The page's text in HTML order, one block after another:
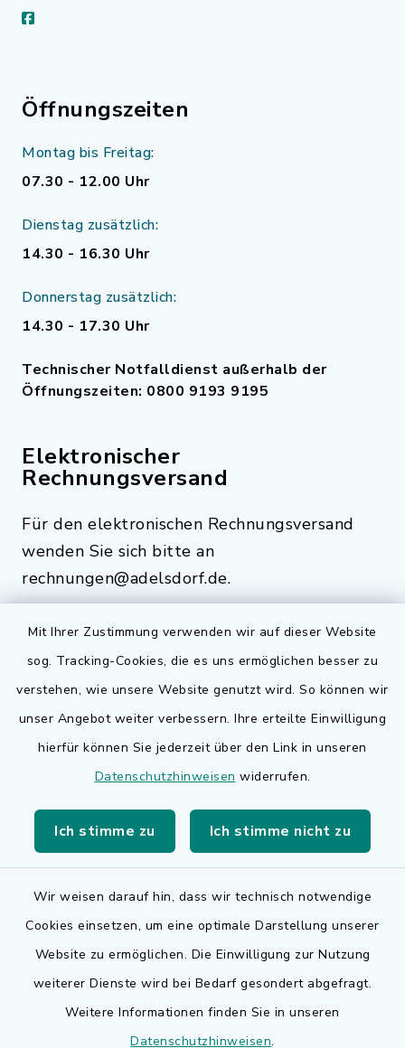
Mit Ihrer Zustimmung verwenden wir auf dieser Website
sog. Tracking-Cookies, die es uns ermöglichen besser zu
verstehen, wie unsere Website genutzt wird. So können wir
unser Angebot weiter verbessern. Ihre erteilte Einwilligung
hierfür können Sie jederzeit über den Link in unseren
Datenschutzhinweisen widerrufen.
Ich stimme zu Ich stimme nicht zu
Wir weisen darauf hin, dass wir technisch notwendige
Cookies einsetzen, um eine optimale Darstellung unserer
Website zu ermöglichen. Die Einwilligung zur Nutzung
weiterer Dienste wird bei Bedarf gesondert abgefragt.
Weitere Informationen finden Sie in unseren
Datenschutzhinweisen.
facebook
Öffnungszeiten
Montag bis Freitag:
07.30 - 12.00 Uhr
Dienstag zusätzlich:
14.30 - 16.30 Uhr
Donnerstag zusätzlich:
14.30 - 17.30 Uhr
Technischer Notfalldienst außerhalb der
Öffnungszeiten: 0800 9193 9195
Elektronischer
Rechnungsversand
Für den elektronischen Rechnungsversand
wenden Sie sich bitte an
rechnungen@adelsdorf.de.
Quicklinks
Bauen in Adelsdorf
BayernPortal
Landkreis Erlangen-Höchstadt
Barrierefreiheit